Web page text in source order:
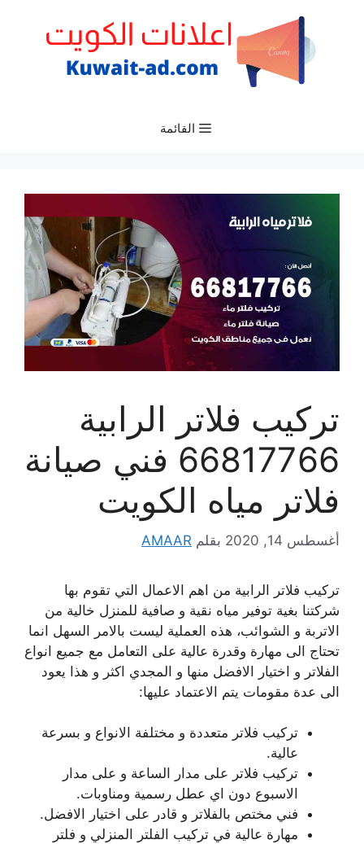
القائمة
تركيب فلاتر الرابية
66817766 فني صيانة
فلاتر مياه الكويت
أغسطس 14, 2020 بقلم AMAAR
تركيب فلاتر الرابية من اهم الاعمال التي تقوم بها
شركتنا بغية توفير مياه نقية و صافية للمنزل خالية من
الاتربة و الشوائب، هذه العملية ليست بالامر السهل انما
تحتاج الى مهارة وقدرة عالية على التعامل مع جميع انواع
الفلاتر و اختيار الافضل منها و المجدي اكثر و هذا يعود
الى عدة مقومات يتم الاعتماد عليها:
تركيب فلاتر متعددة و مختلفة الانواع و بسرعة
عالية.
تركيب فلاتر على مدار الساعة و على مدار
الاسبوع دون اي عطل رسمية ومناوبات.
فني مختص بالفلاتر و قادر على اختيار الافضل.
مهارة عالية في تركيب الفلتر المنزلي و فلتر